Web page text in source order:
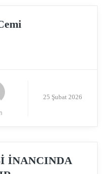
25 Şubat 2026
İNANCINDA